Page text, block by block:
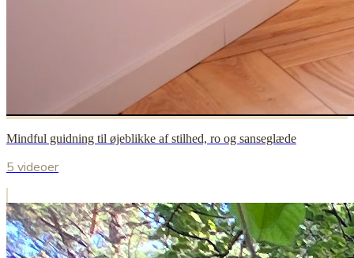
Mindful guidning til øjeblikke af stilhed, ro og sanseglæde
5 videoer